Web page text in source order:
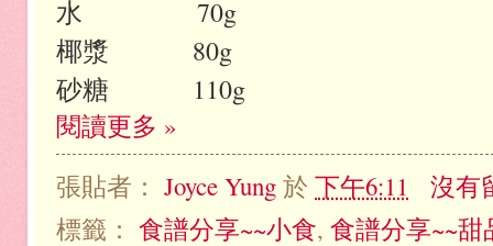
水 70g
椰漿 80g
砂糖 110g
閱讀更多 »
張貼者： Joyce Yung 於 下午6:11
沒有
標籤： 食譜分享~~小食, 食譜分享~~甜